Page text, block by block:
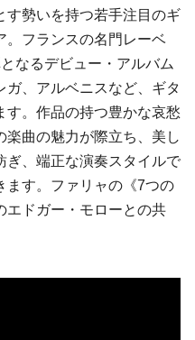
す勢いを持つ若手注目のギ
。フランスの名門レーベ
なるデビュー・アルバム
ガ、アルベニスなど、ギタ
す。作品の持つ豊かな哀愁
楽曲の魅力が際立ち、美し
ぎ、端正な演奏スタイルで
ます。ファリャの《7つの
エドガー・モローとの共